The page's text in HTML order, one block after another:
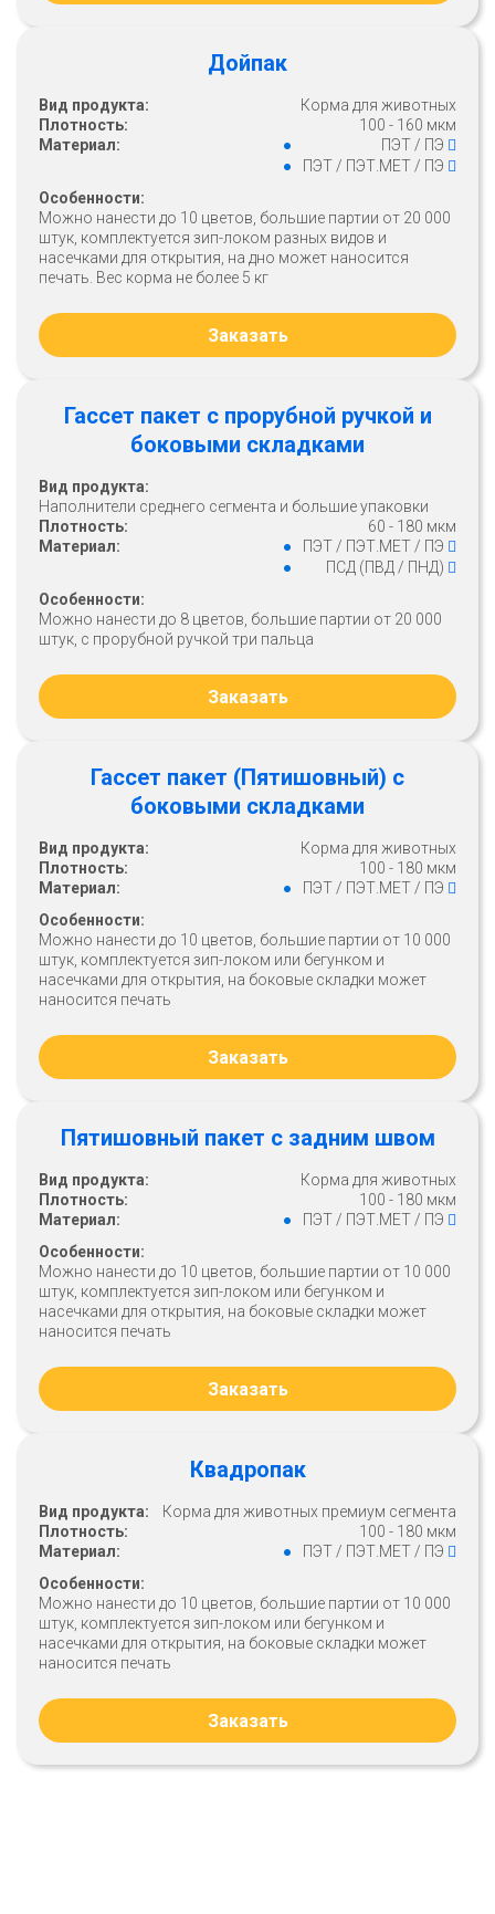
Дойпак
Вид продукта:
Корма для животных
Плотность:
100 - 160 мкм
Материал:
ПЭТ / ПЭ
ПЭТ / ПЭТ.МЕТ / ПЭ
Особенности:
Можно нанести до 10 цветов, большие партии от 20 000
штук, комплектуется зип-локом разных видов и
насечками для открытия, на дно может наносится
печать. Вес корма не более 5 кг
Заказать
Гассет пакет с прорубной ручкой и
боковыми складками
Вид продукта:
Наполнители среднего сегмента и большие упаковки
Плотность:
60 - 180 мкм
Материал:
ПЭТ / ПЭТ.МЕТ / ПЭ
ПСД (ПВД / ПНД)
Особенности:
Можно нанести до 8 цветов, большие партии от 20 000
штук, с прорубной ручкой три пальца
Заказать
Гассет пакет (Пятишовный) с
боковыми складками
Вид продукта:
Корма для животных
Плотность:
100 - 180 мкм
Материал:
ПЭТ / ПЭТ.МЕТ / ПЭ
Особенности:
Можно нанести до 10 цветов, большие партии от 10 000
штук, комплектуется зип-локом или бегунком и
насечками для открытия, на боковые складки может
наносится печать
Заказать
Пятишовный пакет с задним швом
Вид продукта:
Корма для животных
Плотность:
100 - 180 мкм
Материал:
ПЭТ / ПЭТ.МЕТ / ПЭ
Особенности:
Можно нанести до 10 цветов, большие партии от 10 000
штук, комплектуется зип-локом или бегунком и
насечками для открытия, на боковые складки может
наносится печать
Заказать
Квадропак
Вид продукта:
Корма для животных премиум сегмента
Плотность:
100 - 180 мкм
Материал:
ПЭТ / ПЭТ.МЕТ / ПЭ
Особенности:
Можно нанести до 10 цветов, большие партии от 10 000
штук, комплектуется зип-локом или бегунком и
насечками для открытия, на боковые складки может
наносится печать
Заказать